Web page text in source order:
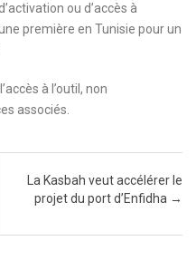
ou d’accès à
une première en Tunisie pour un
à l’outil, non
associés.
La Kasbah veut accélérer le
projet du port d’Enfidha →